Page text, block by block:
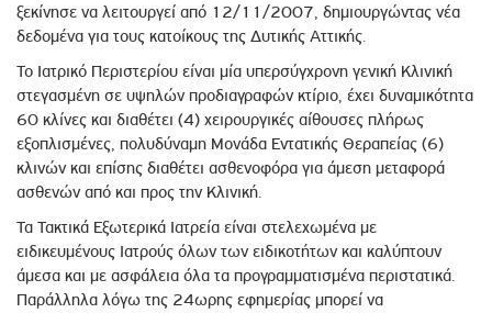
ξεκίνησε να λειτουργεί από 12/11/2007, δημιουργώντας νέα
δεδομένα για τους κατοίκους της Δυτικής Αττικής.
Το Ιατρικό Περιστερίου είναι μία υπερσύγχρονη γενική Κλινική
στεγασμένη σε υψηλών προδιαγραφών κτίριο, έχει δυναμικότητα
60 κλίνες και διαθέτει (4) χειρουργικές αίθουσες πλήρως
εξοπλισμένες, πολυδύναμη Μονάδα Εντατικής Θεραπείας (6)
κλινών και επίσης διαθέτει ασθενοφόρα για άμεση μεταφορά
ασθενών από και προς την Κλινική.
Τα Τακτικά Εξωτερικά Ιατρεία είναι στελεχωμένα με
ειδικευμένους Ιατρούς όλων των ειδικοτήτων και καλύπτουν
άμεσα και με ασφάλεια όλα τα προγραμματισμένα περιστατικά.
Παράλληλα λόγω της 24ωρης εφημερίας μπορεί να